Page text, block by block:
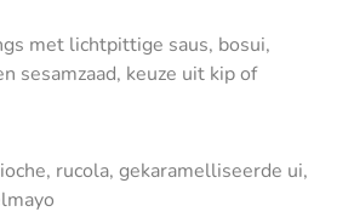
met lichtpittige saus, bosui,
sesamzaad, keuze uit kip of
rucola, gekaramelliseerde ui,